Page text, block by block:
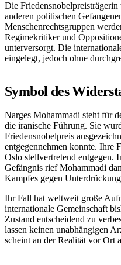
Die
anderen politischen
Menschenrechtsgruppen
Regimekritiker und
unterversorgt. Die
eingelegt, jedoch ohne
Symbol des
Narges Mohammadi steht für
die iranische Führung. Sie
Friedensnobelpreis
entgegennehmen konnte. Ihre
Oslo stellvertretend entgegen.
Gefängnis rief Mohammadi
Kampfes gegen
Ihr Fall hat weltweit große
internationale Gemeinschaft
Zustand entscheidend zu
lassen keinen unabhängigen
scheint an der Realität vor Ort